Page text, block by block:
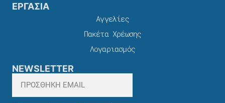
ΕΡΓΑΣΙΑ
Αγγελίες
Πακέτα Χρέωσης​
Λογαριασμός
NEWSLETTER